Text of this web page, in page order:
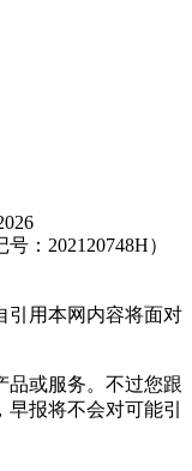
：202120748H）
引用本网内容将面对
品或服务。不过您跟
报将不会对可能引